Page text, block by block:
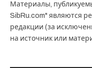
Материалы,
SibRu.com" являются
редакции (за
на источник или